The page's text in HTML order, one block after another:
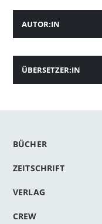
AUTOR:IN
ÜBERSETZER:IN
BÜCHER
ZEITSCHRIFT
VERLAG
CREW